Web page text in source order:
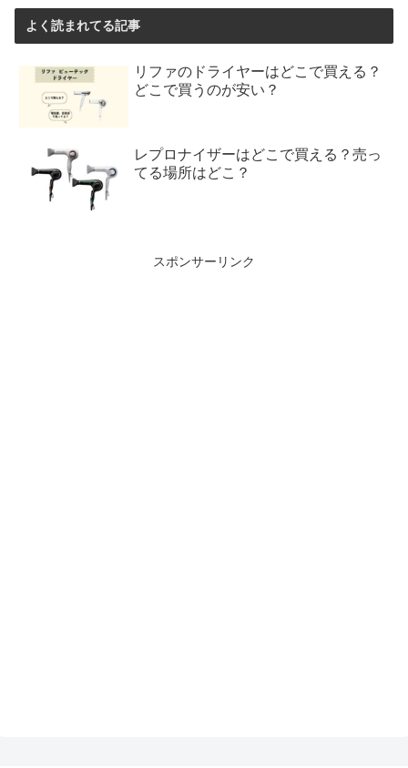
よく読まれてる記事
リファのドライヤーはどこで買える？
どこで買うのが安い？
レプロナイザーはどこで買える？売っ
てる場所はどこ？
スポンサーリンク